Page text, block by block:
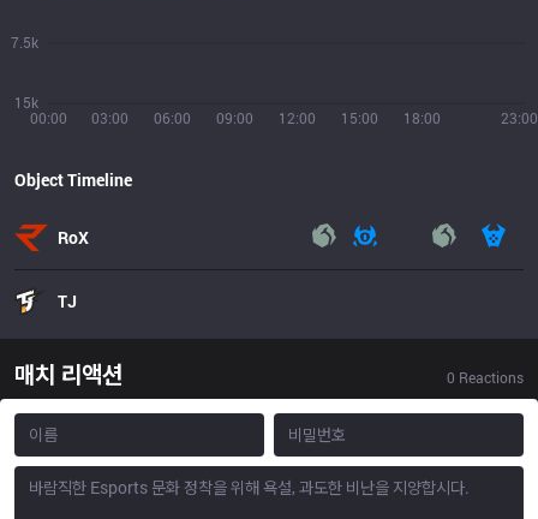
00:00 03:00 06:00 09:00 12:00 15:00 18:00 23:00
15k
7.5k
Object Timeline
RoX
TJ
매치 리액션 0 Reactions